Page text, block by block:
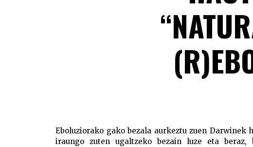
Eboluziorako gako bezala aurkeztu zuen
iraungo zuten ugaltzeko bezain luze eta